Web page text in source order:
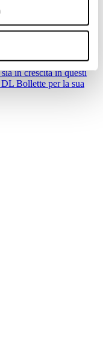
in crescita in questi
Bollette per la sua